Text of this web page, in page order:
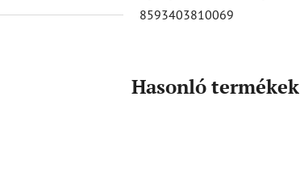
8593403810069
Hasonló termékek